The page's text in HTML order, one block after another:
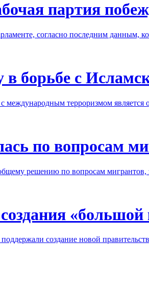
партия
согласно последним данным,
борьбе с
международным терроризмом
по вопросам
решению по вопросам мигрантов,
создание новой